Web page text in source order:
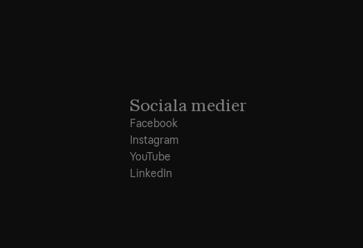
Sociala medier
Facebook
Instagram
YouTube
LinkedIn